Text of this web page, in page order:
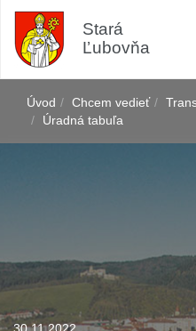
Stará
Ľubovňa
Úvod Chcem vedieť
Úradná tabuľa
30.11.2022